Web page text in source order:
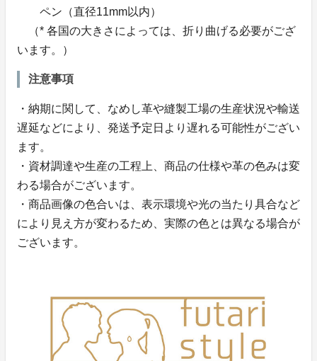
ペン（直径11mm以内）
（* 各国の大きさによっては、折り曲げる必要がござ
います。）
注意事項
・納期に関して、なめし革や縫製工場の生産状況や輸送
遅延などにより、発送予定日より遅れる可能性がござい
ます。
・資材調達や生産の工程上、商品の仕様や革の色みは変
わる場合がございます。
・商品画像の色合いは、表示環境や光の当たり具合など
により見え方が変わるため、実際の色とは異なる場合が
ございます。